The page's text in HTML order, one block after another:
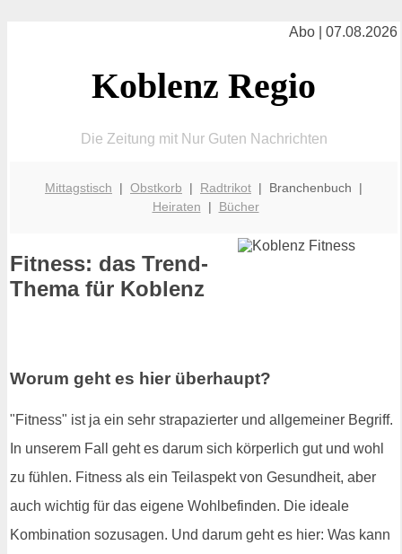
Abo | 07.08.2026
Koblenz Regio
Die Zeitung mit Nur Guten Nachrichten
Mittagstisch | Obstkorb | Radtrikot | Branchenbuch |
Heiraten | Bücher
Fitness: das Trend-
Thema für Koblenz
Worum geht es hier überhaupt?
"Fitness" ist ja ein sehr strapazierter und allgemeiner Begriff.
In unserem Fall geht es darum sich körperlich gut und wohl
zu fühlen. Fitness als ein Teilaspekt von Gesundheit, aber
auch wichtig für das eigene Wohlbefinden. Die ideale
Kombination sozusagen. Und darum geht es hier: Was kann